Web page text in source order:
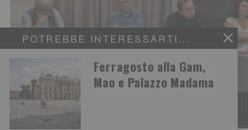
POTREBBE INTERESSARTI...
Ferragosto alla Gam,
Mao e Palazzo Madama